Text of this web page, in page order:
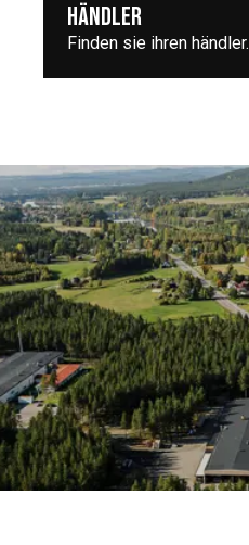
HÄNDLER
Finden sie ihren händler.